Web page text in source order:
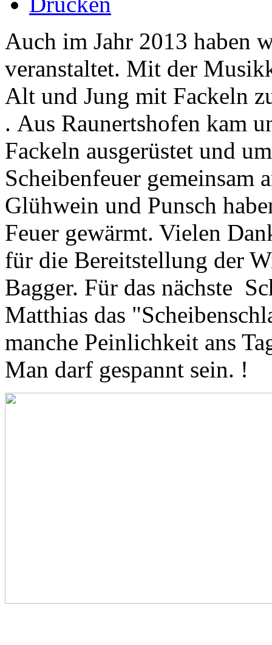
Auch im Jahr 2013 haben
veranstaltet. Mit der
Alt und Jung mit Fackeln
. Aus Raunertshofen kam
Fackeln ausgerüstet und
Scheibenfeuer gemeinsam
Glühwein und Punsch
Feuer gewärmt. Vielen
für die Bereitstellung der
Bagger. Für das nächste
Matthias das
manche Peinlichkeit ans
Man darf gespannt sein. !